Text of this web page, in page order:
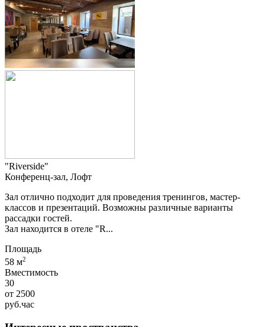
"Riverside"
Конференц-зал, Лофт
Зал отлично подходит для проведения тренингов, мастер-
классов и презентаций. Возможны различные варианты
рассадки гостей.
Зал находится в отеле "R...
Площадь
58 м2
Вместимость
30
от 2500
руб.час